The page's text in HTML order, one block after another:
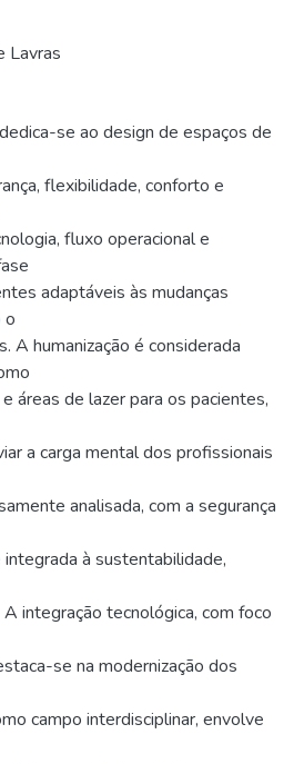
Lavras
se ao design de espaços de
flexibilidade, conforto e
fluxo operacional e
adaptáveis às mudanças
o
A humanização é considerada
áreas de lazer para os pacientes,
a carga mental dos profissionais
analisada, com a segurança
à sustentabilidade,
integração tecnológica, com foco
se na modernização dos
campo interdisciplinar, envolve